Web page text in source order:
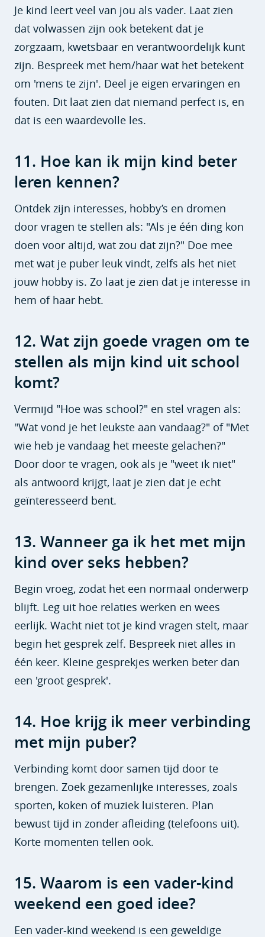
Je kind leert veel van jou als vader. Laat zien
dat volwassen zijn ook betekent dat je
zorgzaam, kwetsbaar en verantwoordelijk kunt
zijn. Bespreek met hem/haar wat het betekent
om 'mens te zijn'. Deel je eigen ervaringen en
fouten. Dit laat zien dat niemand perfect is, en
dat is een waardevolle les.
11. Hoe kan ik mijn kind beter
leren kennen?
Ontdek zijn interesses, hobby’s en dromen
door vragen te stellen als: "Als je één ding kon
doen voor altijd, wat zou dat zijn?" Doe mee
met wat je puber leuk vindt, zelfs als het niet
jouw hobby is. Zo laat je zien dat je interesse in
hem of haar hebt.
12. Wat zijn goede vragen om te
stellen als mijn kind uit school
komt?
Vermijd "Hoe was school?" en stel vragen als:
"Wat vond je het leukste aan vandaag?" of "Met
wie heb je vandaag het meeste gelachen?"
Door door te vragen, ook als je "weet ik niet"
als antwoord krijgt, laat je zien dat je echt
geïnteresseerd bent.
13. Wanneer ga ik het met mijn
kind over seks hebben?
Begin vroeg, zodat het een normaal onderwerp
blijft. Leg uit hoe relaties werken en wees
eerlijk. Wacht niet tot je kind vragen stelt, maar
begin het gesprek zelf. Bespreek niet alles in
één keer. Kleine gesprekjes werken beter dan
een 'groot gesprek'.
14. Hoe krijg ik meer verbinding
met mijn puber?
Verbinding komt door samen tijd door te
brengen. Zoek gezamenlijke interesses, zoals
sporten, koken of muziek luisteren. Plan
bewust tijd in zonder afleiding (telefoons uit).
Korte momenten tellen ook.
15. Waarom is een vader-kind
weekend een goed idee?
Een vader-kind weekend is een geweldige